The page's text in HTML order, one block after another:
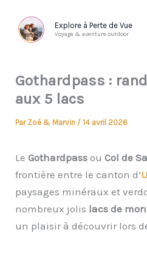
contenu
Explore à Perte de Vue
Voyage & aventure outdoor
Gothardpass :
aux 5 lacs
Par Zoé & Marvin / 14 avril 2026
Le Gothardpass ou Col de
frontière entre le canton d’
paysages minéraux et
nombreux jolis lacs de
un plaisir à découvrir lors